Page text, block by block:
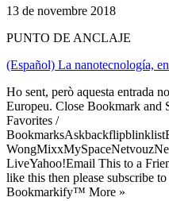
13 de novembre 2018
PUNTO DE ANCLAJE
(Español) La nanotecnología,
Ho sent, però aquesta entrada
Europeu. Close Bookmark and
Favorites /
LiveYahoo!Email This to a
like this then please subscribe
Bookmarkify™ More »